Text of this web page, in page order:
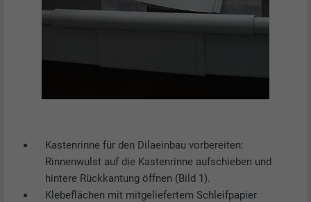
Kastenrinne für den Dilaeinbau vorbereiten:
Rinnenwulst auf die Kastenrinne aufschieben und
hintere Rückkantung öffnen (Bild 1).
Klebeflächen mit mitgeliefertem Schleifpapier